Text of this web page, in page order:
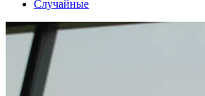
Случайные